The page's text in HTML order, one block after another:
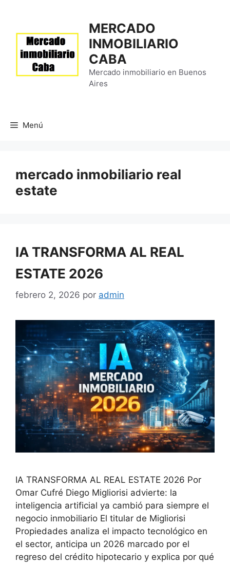
contenido
MERCADO
INMOBILIARIO
CABA
Mercado inmobiliario en Buenos
Aires
Menú
mercado inmobiliario real
estate
IA TRANSFORMA AL REAL
ESTATE 2026
febrero 2, 2026 por admin
IA TRANSFORMA AL REAL ESTATE 2026 Por
Omar Cufré Diego Migliorisi advierte: la
inteligencia artificial ya cambió para siempre el
negocio inmobiliario El titular de Migliorisi
Propiedades analiza el impacto tecnológico en
el sector, anticipa un 2026 marcado por el
regreso del crédito hipotecario y explica por qué